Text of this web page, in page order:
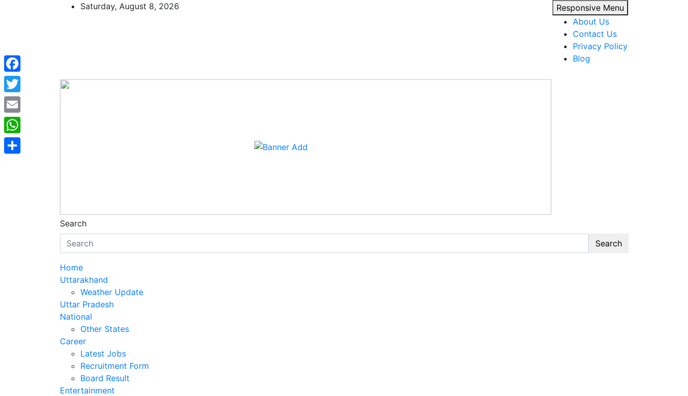
Saturday, August 8, 2026
Responsive Menu
About Us
Contact Us
Privacy Policy
Blog
Search
Search
Home
Uttarakhand
Weather Update
Uttar Pradesh
National
Other States
Career
Latest Jobs
Recruitment Form
Board Result
Entertainment
Facebook
Twitter
Email
WhatsApp